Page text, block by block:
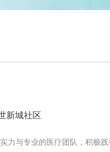
新城社区
力与专业的医疗团队，积极